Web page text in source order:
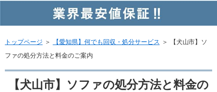
トップページ ＞ 【愛知県】何でも回収・処分サービス ＞
【犬山市】ソ
ファの処分方法と料金のご案内
【犬山市】ソファの処分方法と料金の